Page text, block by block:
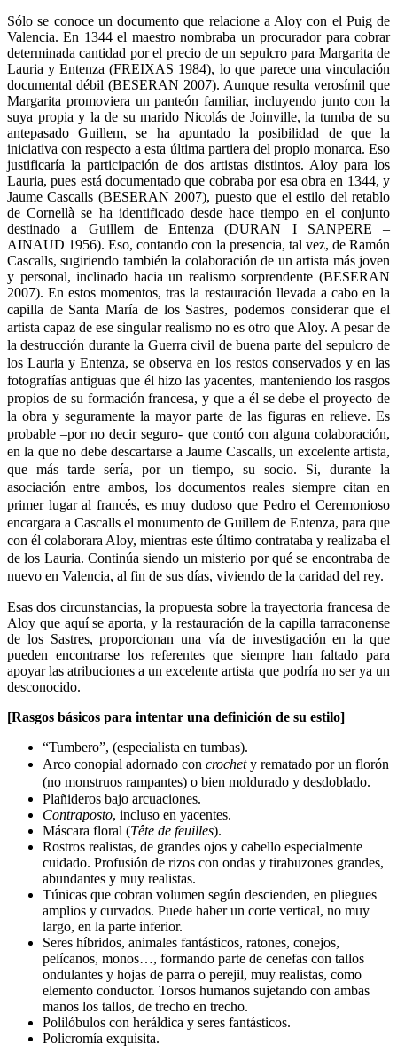
Sólo se conoce un documento que relacione a Aloy con el Puig de
Valencia. En 1344 el maestro nombraba un procurador para cobrar
determinada cantidad por el precio de un sepulcro para Margarita de
Lauria y Entenza (FREIXAS 1984), lo que parece una vinculación
documental débil (BESERAN 2007). Aunque resulta verosímil que
Margarita promoviera un panteón familiar, incluyendo junto con la
suya propia y la de su marido Nicolás de Joinville, la tumba de su
antepasado Guillem, se ha apuntado la posibilidad de que la
iniciativa con respecto a esta última partiera del propio monarca. Eso
justificaría la participación de dos artistas distintos. Aloy para los
Lauria, pues está documentado que cobraba por esa obra en 1344, y
Jaume Cascalls (BESERAN 2007), puesto que el estilo del retablo
de Cornellà se ha identificado desde hace tiempo en el conjunto
destinado a Guillem de Entenza (DURAN I SANPERE –
AINAUD 1956). Eso, contando con la presencia, tal vez, de Ramón
Cascalls, sugiriendo también la colaboración de un artista más joven
y personal, inclinado hacia un realismo sorprendente (BESERAN
2007). En estos momentos, tras la restauración llevada a cabo en la
capilla de SantaMaría de los Sastres, podemos considerar que el
artista capaz de ese singular realismo no es otro que Aloy. A pesar de
la destrucción durante la Guerra civil de buena parte del sepulcro de
los Lauria y Entenza, se observa en los restos conservados y en las
fotografías antiguas que él hizo las yacentes, manteniendo los rasgos
propios de su formación francesa, y que a él se debe el proyecto de
la obra y seguramente la mayor parte de las figuras en relieve. Es
probable –por no decir seguro- que contó con alguna colaboración,
en la que no debe descartarse a Jaume Cascalls, un excelente artista,
que más tarde sería, por un tiempo, su socio. Si, durante la
asociación entre ambos, los documentos reales siempre citan en
primer lugar al francés, es muy dudoso que Pedro el Ceremonioso
encargara a Cascalls el monumento de Guillem de Entenza, para que
con él colaborara Aloy, mientras este último contrataba y realizaba el
de los Lauria. Continúa siendo un misterio por qué se encontraba de
nuevo en Valencia, al fin de sus días, viviendo de la caridad del rey.
Esas dos circunstancias, la propuesta sobre la trayectoria francesa de
Aloy que aquí se aporta, y la restauración de la capilla tarraconense
de los Sastres, proporcionan una vía de investigación en la que
pueden encontrarse los referentes que siempre han faltado para
apoyar las atribuciones a un excelente artista que podría no ser ya un
desconocido.
[Rasgos básicos para intentar una definición de su estilo]
“Tumbero”, (especialista en tumbas).
Arco conopial adornado con crochety rematado por un florón
(no monstruos rampantes) o bien moldurado y desdoblado.
Plañideros bajo arcuaciones.
Contraposto, incluso en yacentes.
Máscara floral (Tête de feuilles).
Rostros realistas, de grandes ojos y cabello especialmente
cuidado. Profusión de rizos con ondas y tirabuzones grandes,
abundantes y muy realistas.
Túnicas que cobran volumen según descienden, en pliegues
amplios y curvados. Puede haber un corte vertical, no muy
largo, en la parte inferior.
Seres híbridos, animales fantásticos, ratones, conejos,
pelícanos, monos…, formando parte de cenefas con tallos
ondulantes y hojas de parra o perejil, muy realistas, como
elemento conductor. Torsos humanos sujetando con ambas
manos los tallos, de trecho en trecho.
Polilóbulos con heráldica y seres fantásticos.
Policromía exquisita.